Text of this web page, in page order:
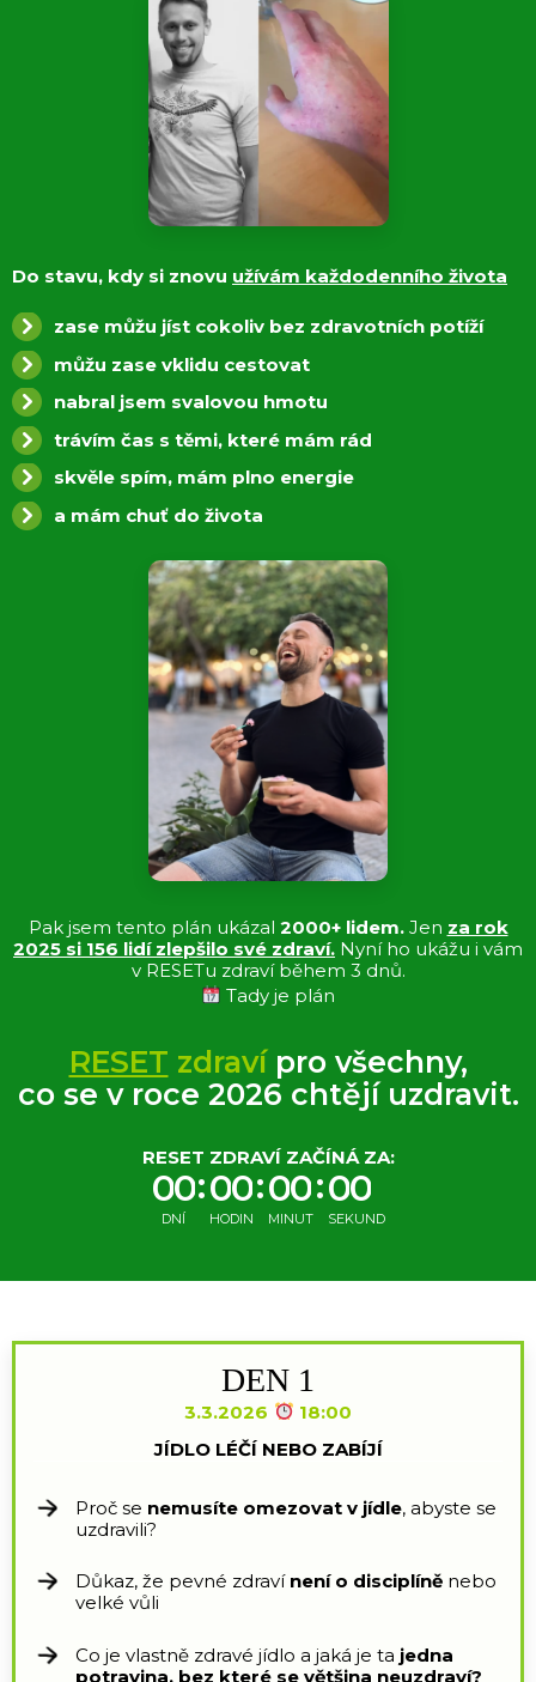
Do stavu, kdy si znovu užívám každodenního života
zase můžu jíst cokoliv bez zdravotních potíží
můžu zase vklidu cestovat
nabral jsem svalovou hmotu
trávím čas s těmi, které mám rád
skvěle spím, mám plno energie
a mám chuť do života
Pak jsem tento plán ukázal 2000+ lidem. Jen za rok
2025 si 156 lidí zlepšilo své zdraví. Nyní ho ukážu i vám
v RESETu zdraví během 3 dnů.
Tady je plán
RESET zdravípro všechny,
co se v roce 2026 chtějí uzdravit.
RESET ZDRAVÍ ZAČÍNÁ ZA:
00
DNÍ
00
HODIN
00
MINUT
00
SEKUND
DEN 1
3.3.2026
18:00
JÍDLO LÉČÍ NEBO ZABÍJÍ
Proč se nemusíte omezovat v jídle, abyste se
uzdravili?
Důkaz, že pevné zdraví není o disciplíně nebo
velké vůli
Co je vlastně zdravé jídlo a jaká je ta jedna
potravina, bez které se většina neuzdraví?